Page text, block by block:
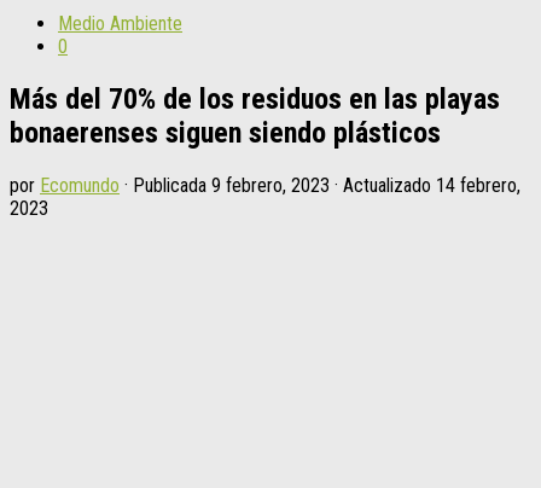
Medio Ambiente
0
Más del 70% de los residuos en las playas
bonaerenses siguen siendo plásticos
por Ecomundo · Publicada 9 febrero, 2023 · Actualizado 14 febrero,
2023